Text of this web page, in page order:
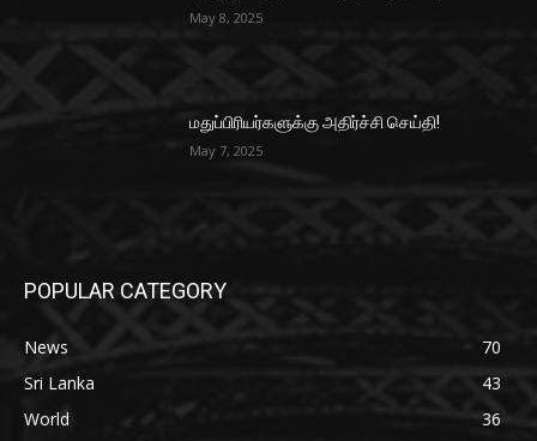
May 8, 2025
மதுப்பிரியர்களுக்கு அதிர்ச்சி செய்தி!
May 7, 2025
POPULAR CATEGORY
News
70
Sri Lanka
43
World
36